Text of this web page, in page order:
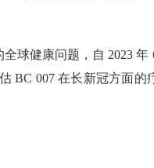
球健康问题，自 2023 年
BC 007 在长新冠方面